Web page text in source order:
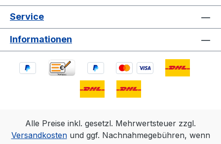
Service
Informationen
Alle Preise inkl. gesetzl. Mehrwertsteuer zzgl.
Versandkostenund ggf. Nachnahmegebühren, wenn